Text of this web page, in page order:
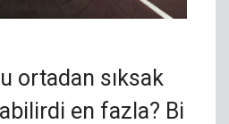
ortadan sıksak
en fazla? Bi